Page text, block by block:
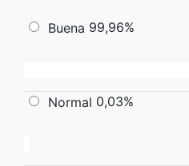
Buena 99,96%
Normal 0,03%